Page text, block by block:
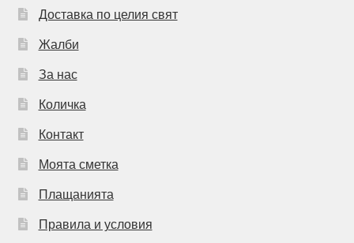
Доставка по целия свят
Жалби
За нас
Количка
Контакт
Моята сметка
Плащанията
Правила и условия